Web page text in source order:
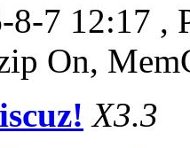
8-7 12:17 ,
On,
X3.3